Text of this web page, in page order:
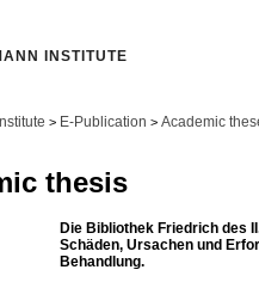
INSTITUTE
> E-Publication > Academic
thesis
Die Bibliothek Friedrich des
Schäden, Ursachen und
Behandlung.